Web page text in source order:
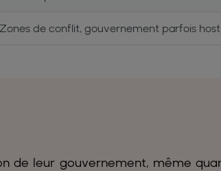
Zones de conflit, gouvernement parfois
de leur gouvernement, même